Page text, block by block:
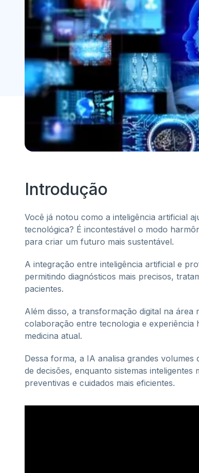
Introdução
Você já notou como a inteligência artificial
tecnológica? É incontestável o modo
para criar um futuro mais sustentável.
A integração entre inteligência artificial e
permitindo diagnósticos mais precisos,
pacientes.
Além disso, a transformação digital na
colaboração entre tecnologia e experiência
medicina atual.
Dessa forma, a IA analisa grandes volumes
de decisões, enquanto sistemas
preventivas e cuidados mais eficientes.